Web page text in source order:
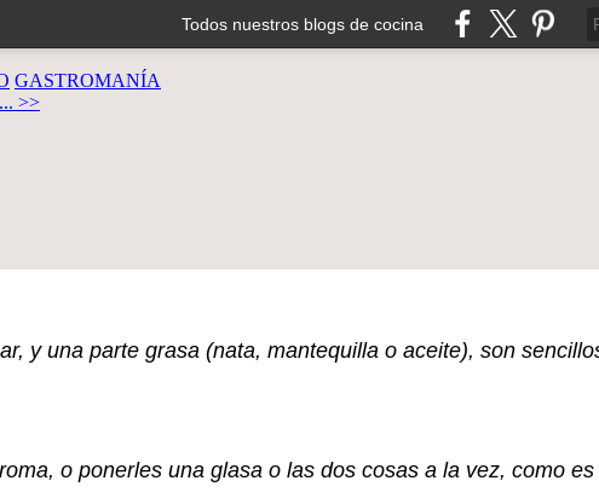
Todos nuestros blogs de cocina
GASTROMANÍA
>>
y una parte grasa (nata, mantequilla o aceite), son
o ponerles una glasa o las dos cosas a la vez, como